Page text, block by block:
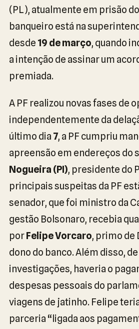
(PL), atualmente em prisão
banqueiro está na
desde 19 de março, quando
a intenção de assinar um
premiada.
A PF realizou novas fases de
independentemente da
último dia 7, a PF cumpriu
apreensão em endereços do
Nogueira (PI), presidente do
principais suspeitas da PF
senador, que foi ministro da
gestão Bolsonaro, recebia
porFelipe Vorcaro, primo de
dono do banco. Além disso,
investigações, haveria o
despesas pessoais do
viagens de jatinho. Felipe
parceria “ligada aos